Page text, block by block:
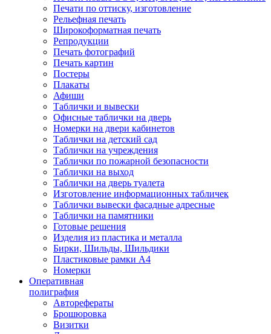
Печати по оттиску, изготовление
Рельефная печать
Широкоформатная печать
Репродукции
Печать фотографий
Печать картин
Постеры
Плакаты
Афиши
Таблички и вывески
Офисные таблички на дверь
Номерки на двери кабинетов
Таблички на детский сад
Таблички на учреждения
Таблички по пожарной безопасности
Таблички на выход
Таблички на дверь туалета
Изготовление информационных табличек
Таблички вывески фасадные адресные
Таблички на памятники
Готовые решения
Изделия из пластика и металла
Бирки, Шильды, Шильдики
Пластиковые рамки А4
Номерки
Оперативная
полиграфия
Авторефераты
Брошюровка
Визитки